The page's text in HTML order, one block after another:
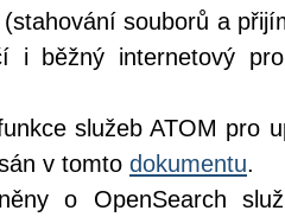
souborů a
i běžný internetový
služeb ATOM pro
v tomto dokumentu.
o OpenSearch